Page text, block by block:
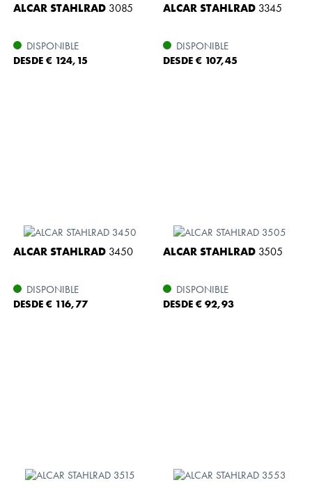
ALCAR STAHLRAD 3085
DISPONIBLE
DESDE € 124,15
ALCAR STAHLRAD 3345
DISPONIBLE
DESDE € 107,45
ALCAR STAHLRAD 3450
DISPONIBLE
DESDE € 116,77
ALCAR STAHLRAD 3505
DISPONIBLE
DESDE € 92,93